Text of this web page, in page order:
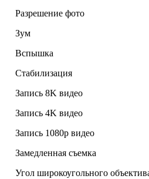
Разрешение фото
Зум
Вспышка
Стабилизация
Запись 8K видео
Запись 4K видео
Запись 1080p видео
Замедленная съемка
Угол широкоугольного